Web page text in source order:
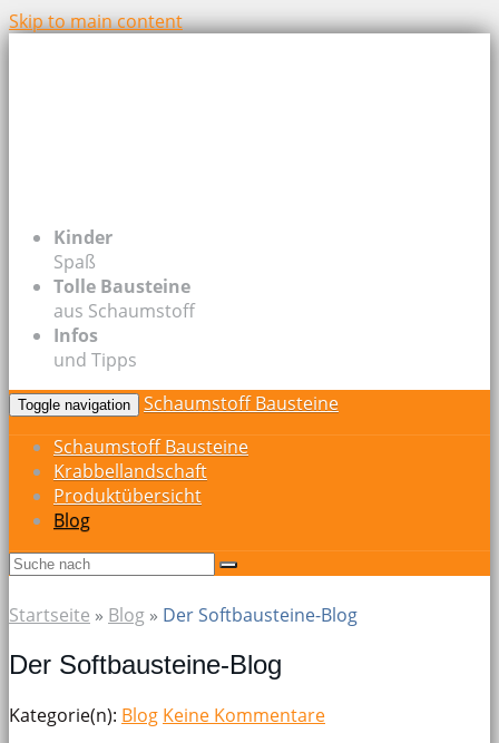
Skip to main content
Kinder
Spaß
Tolle Bausteine
aus Schaumstoff
Infos
und Tipps
Toggle navigation
Schaumstoff Bausteine
Schaumstoff Bausteine
Krabbellandschaft
Produktübersicht
Blog
Startseite » Blog » Der Softbausteine-Blog
Der Softbausteine-Blog
Kategorie(n): Blog Keine Kommentare